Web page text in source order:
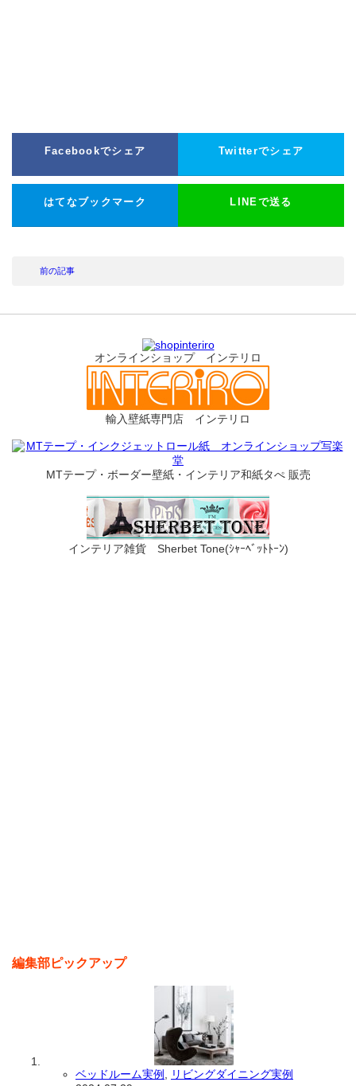
Facebookでシェア Twitterでシェア
はてなブックマーク LINEで送る
前の記事
オンラインショップ インテリロ
輸入壁紙専門店 インテリロ
MTテープ・ボーダー壁紙・インテリア和紙タぺ 販売
インテリア雑貨 Sherbet Tone(ｼｬｰﾍﾞｯﾄﾄｰﾝ)
編集部ピックアップ
ベッドルーム実例
リビングダイニング実例